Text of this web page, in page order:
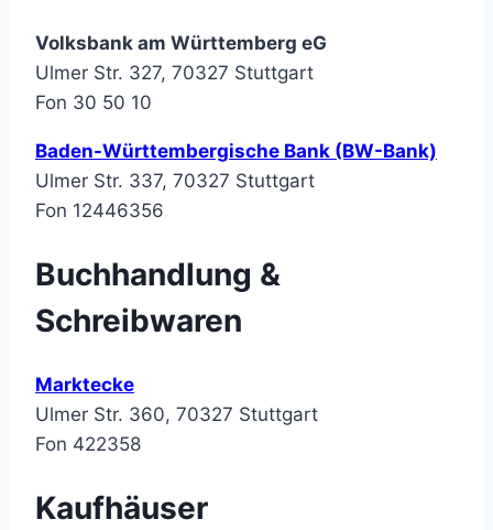
Volksbank am Württemberg eG
Ulmer Str. 327, 70327 Stuttgart
Fon 30 50 10
Baden-Württembergische Bank (BW-Bank)
Ulmer Str. 337, 70327 Stuttgart
Fon 12446356
Buchhandlung &
Schreibwaren
Marktecke
Ulmer Str. 360, 70327 Stuttgart
Fon 422358
Kaufhäuser